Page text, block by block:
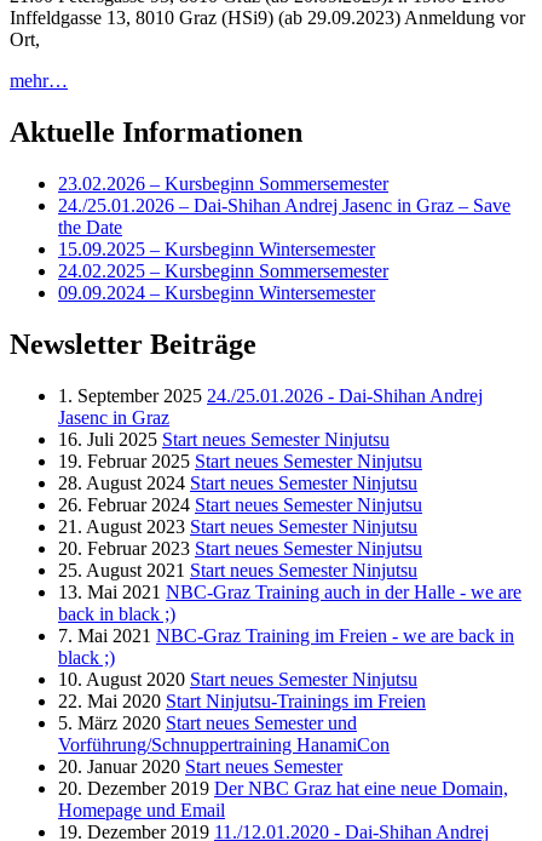
Inffeldgasse 13, 8010 Graz (HSi9) (ab 29.09.2023) Anmeldung vor
Ort,
mehr…
Kursbeginn
Wintersemester
Aktuelle Informationen
23.02.2026 – Kursbeginn Sommersemester
24./25.01.2026 – Dai-Shihan Andrej Jasenc in Graz – Save
the Date
15.09.2025 – Kursbeginn Wintersemester
24.02.2025 – Kursbeginn Sommersemester
09.09.2024 – Kursbeginn Wintersemester
Newsletter Beiträge
1. September 2025 24./25.01.2026 - Dai-Shihan Andrej
Jasenc in Graz
16. Juli 2025 Start neues Semester Ninjutsu
19. Februar 2025 Start neues Semester Ninjutsu
28. August 2024 Start neues Semester Ninjutsu
26. Februar 2024 Start neues Semester Ninjutsu
21. August 2023 Start neues Semester Ninjutsu
20. Februar 2023 Start neues Semester Ninjutsu
25. August 2021 Start neues Semester Ninjutsu
13. Mai 2021 NBC-Graz Training auch in der Halle - we are
back in black ;)
7. Mai 2021 NBC-Graz Training im Freien - we are back in
black ;)
10. August 2020 Start neues Semester Ninjutsu
22. Mai 2020 Start Ninjutsu-Trainings im Freien
5. März 2020 Start neues Semester und
Vorführung/Schnuppertraining HanamiCon
20. Januar 2020 Start neues Semester
20. Dezember 2019 Der NBC Graz hat eine neue Domain,
Homepage und Email
19. Dezember 2019 11./12.01.2020 - Dai-Shihan Andrej